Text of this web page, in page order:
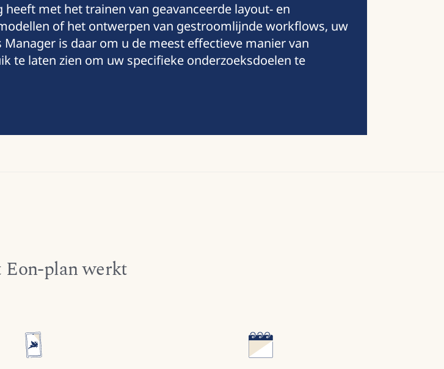
heeft met het trainen van geavanceerde layout- en
of het ontwerpen van gestroomlijnde workflows, uw
Manager is daar om u de meest effectieve manier van
te laten zien om uw specifieke onderzoeksdoelen te
Eon-plan werkt